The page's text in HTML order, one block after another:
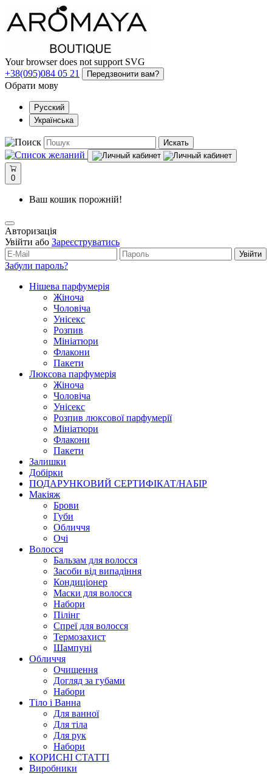
Your browser does not support SVG
+38(095)084 05 21
Передзвонити вам?
Обрати мову
Русский
Українська
Искать
0
Ваш кошик порожній!
Авторизація
Увійти або Зареєструватись
Увійти
Забули пароль?
Нішева парфумерія
Жіноча
Чоловіча
Унісекс
Розпив
Мініатюри
Флакони
Пакети
Люксова парфумерія
Жіноча
Чоловіча
Унісекс
Розпив люксової парфумерії
Мініатюри
Флакони
Пакети
Залишки
Добірки
ПОДАРУНКОВИЙ СЕРТИФІКАТ/НАБІР
Макіяж
Брови
Губи
Обличчя
Очі
Волосся
Бальзам для волосся
Засоби від випадіння
Кондиціонер
Маски для волосся
Набори
Пілінг
Спреї для волосся
Термозахист
Шампуні
Обличчя
Очищення
Догляд за губами
Набори
Тіло і Ванна
Для ванної
Для тіла
Для рук
Набори
КОРИСНІ СТАТТІ
Виробники